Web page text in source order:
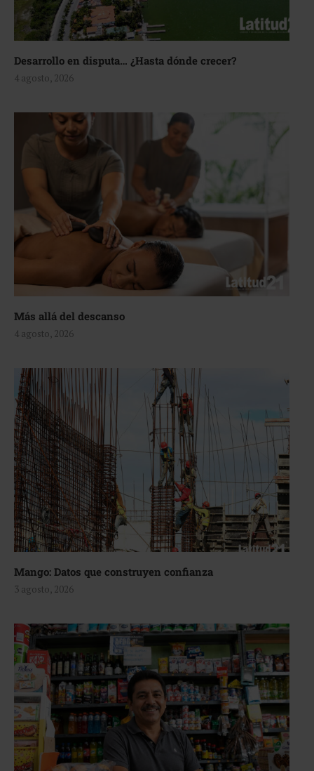
Desarrollo en disputa… ¿Hasta dónde crecer?
4 agosto, 2026
Más allá del descanso
4 agosto, 2026
Mango: Datos que construyen confianza
3 agosto, 2026